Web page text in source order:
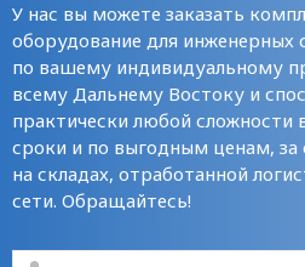
У нас вы можете заказать
оборудование для
по вашему индивидуальному
всему Дальнему Востоку и
практически любой сложности
сроки и по выгодным ценам, за
на складах, отработанной
сети. Обращайтесь!